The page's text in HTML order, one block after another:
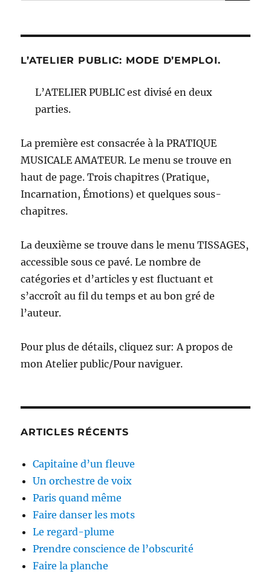
L’ATELIER PUBLIC: MODE D’EMPLOI.
L’ATELIER PUBLIC est divisé en deux
parties.
La première est consacrée à la PRATIQUE
MUSICALE AMATEUR. Le menu se trouve en
haut de page. Trois chapitres (Pratique,
Incarnation, Émotions) et quelques sous-
chapitres.
La deuxième se trouve dans le menu TISSAGES,
accessible sous ce pavé. Le nombre de
catégories et d’articles y est fluctuant et
s’accroît au fil du temps et au bon gré de
l’auteur.
Pour plus de détails, cliquez sur: A propos de
mon Atelier public/Pour naviguer.
ARTICLES RÉCENTS
Capitaine d’un fleuve
Un orchestre de voix
Paris quand même
Faire danser les mots
Le regard-plume
Prendre conscience de l’obscurité
Faire la planche